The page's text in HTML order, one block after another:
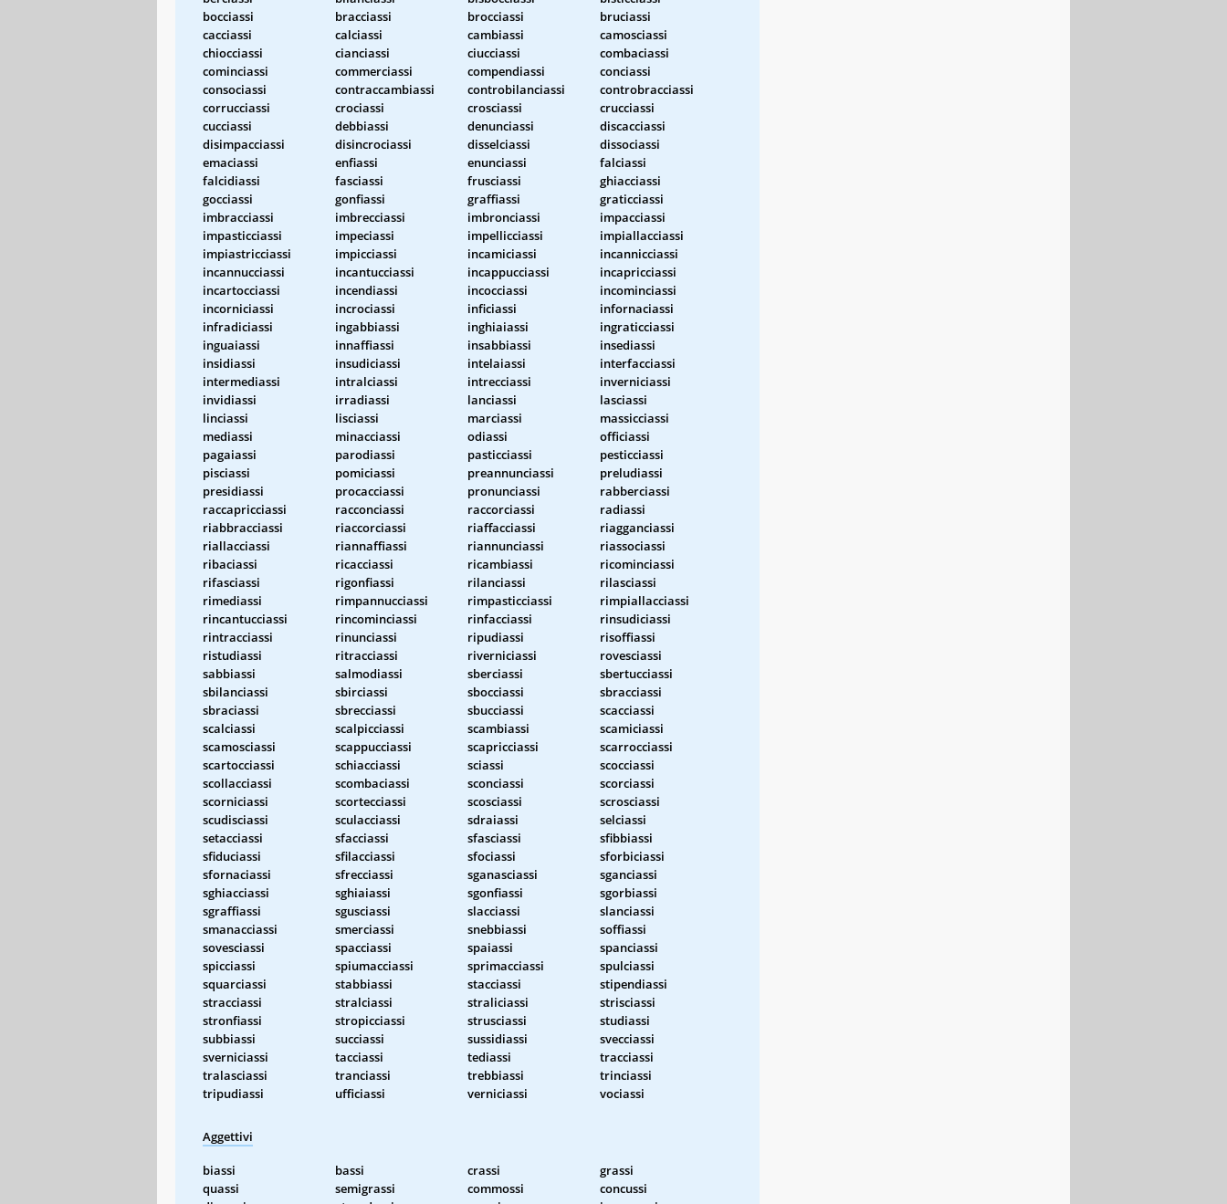
bocciassi
bracciassi brocciassi
bruciassi
cacciassi
calciassi cambiassi
camosciassi
chiocciassi
cianciassi ciucciassi
combaciassi
cominciassi
commerciassi compendiassi
conciassi
consociassi
contraccambiassi controbilanciassi
controbracciassi
corrucciassi
crociassi crosciassi
crucciassi
cucciassi
debbiassi denunciassi
discacciassi
disimpacciassi
disincrociassi disselciassi
dissociassi
emaciassi
enfiassi enunciassi
falciassi
falcidiassi
fasciassi frusciassi
ghiacciassi
gocciassi
gonfiassi graffiassi
graticciassi
imbracciassi
imbrecciassi imbronciassi
impacciassi
impasticciassi
impeciassi impellicciassi
impiallacciassi
impiastricciassi
impicciassi incamiciassi
incannicciassi
incannucciassi
incantucciassi incappucciassi
incapricciassi
incartocciassi
incendiassi incocciassi
incominciassi
incorniciassi
incrociassi inficiassi
infornaciassi
infradiciassi
ingabbiassi inghiaiassi
ingraticciassi
inguaiassi
innaffiassi insabbiassi
insediassi
insidiassi
insudiciassi intelaiassi
interfacciassi
intermediassi
intralciassi intrecciassi
inverniciassi
invidiassi
irradiassi lanciassi
lasciassi
linciassi
lisciassi marciassi
massicciassi
mediassi
minacciassi odiassi
officiassi
pagaiassi
parodiassi pasticciassi
pesticciassi
pisciassi
pomiciassi preannunciassi
preludiassi
presidiassi
procacciassi pronunciassi
rabberciassi
raccapricciassi
racconciassi raccorciassi
radiassi
riabbracciassi
riaccorciassi riaffacciassi
riagganciassi
riallacciassi
riannaffiassi riannunciassi
riassociassi
ribaciassi
ricacciassi ricambiassi
ricominciassi
rifasciassi
rigonfiassi rilanciassi
rilasciassi
rimediassi
rimpannucciassi rimpasticciassi
rimpiallacciassi
rincantucciassi
rincominciassi rinfacciassi
rinsudiciassi
rintracciassi
rinunciassi ripudiassi
risoffiassi
ristudiassi
ritracciassi riverniciassi
rovesciassi
sabbiassi
salmodiassi sberciassi
sbertucciassi
sbilanciassi
sbirciassi sbocciassi
sbracciassi
sbraciassi
sbrecciassi sbucciassi
scacciassi
scalciassi
scalpicciassi scambiassi
scamiciassi
scamosciassi
scappucciassi scapricciassi
scarrocciassi
scartocciassi
schiacciassi sciassi
scocciassi
scollacciassi
scombaciassi sconciassi
scorciassi
scorniciassi
scortecciassi scosciassi
scrosciassi
scudisciassi
sculacciassi sdraiassi
selciassi
setacciassi
sfacciassi sfasciassi
sfibbiassi
sfiduciassi
sfilacciassi sfociassi
sforbiciassi
sfornaciassi
sfrecciassi sganasciassi
sganciassi
sghiacciassi
sghiaiassi sgonfiassi
sgorbiassi
sgraffiassi
sgusciassi slacciassi
slanciassi
smanacciassi
smerciassi snebbiassi
soffiassi
sovesciassi
spacciassi spaiassi
spanciassi
spicciassi
spiumacciassi sprimacciassi
spulciassi
squarciassi
stabbiassi stacciassi
stipendiassi
stracciassi
stralciassi straliciassi
strisciassi
stronfiassi
stropicciassi strusciassi
studiassi
subbiassi
succiassi sussidiassi
svecciassi
sverniciassi
tacciassi tediassi
tracciassi
tralasciassi
tranciassi trebbiassi
trinciassi
tripudiassi
ufficiassi verniciassi vociassi
Aggettivi
biassi bassi crassi
grassi
quassi
semigrassi commossi
concussi